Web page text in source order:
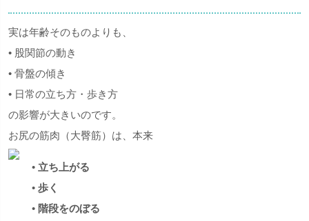
実は年齢そのものよりも、
• 股関節の動き
• 骨盤の傾き
• 日常の立ち方・歩き方
の影響が大きいのです。
お尻の筋肉（大臀筋）は、本来
• 立ち上がる
• 歩く
• 階段をのぼる